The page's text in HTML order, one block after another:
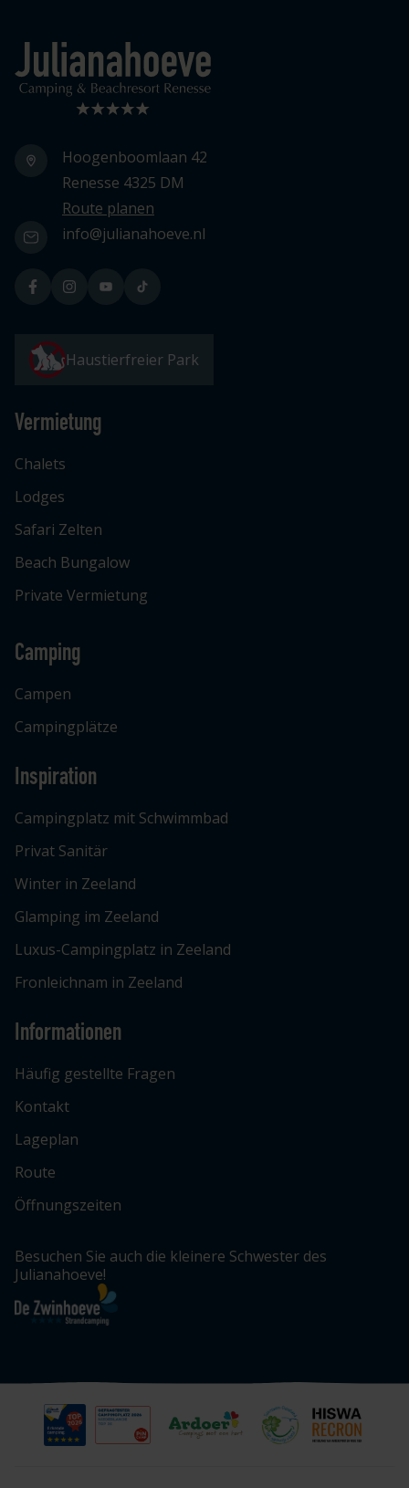
Logo Julianahoeve
Hoogenboomlaan 42
Renesse 4325 DM
Route planen
info@julianahoeve.nl
Haustierfreier Park
Vermietung
Chalets
Lodges
Safari Zelten
Beach Bungalow
Private Vermietung
Camping
Campen
Campingplätze
Inspiration
Campingplatz mit Schwimmbad
Privat Sanitär
Winter in Zeeland
Glamping im Zeeland
Luxus-Campingplatz in Zeeland
Fronleichnam in Zeeland
Informationen
Häufig gestellte Fragen
Kontakt
Lageplan
Route
Öffnungszeiten
Besuchen Sie auch die kleinere Schwester des
Julianahoeve!